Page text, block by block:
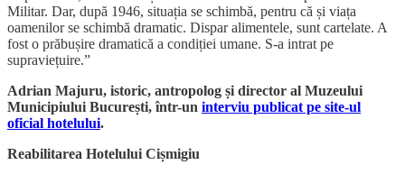
Militar. Dar, după 1946, situația se schimbă, pentru că și viața
oamenilor se schimbă dramatic. Dispar alimentele, sunt cartelate. A
fost o prăbușire dramatică a condiției umane. S-a intrat pe
supraviețuire.”
Adrian Majuru, istoric, antropolog și director al Muzeului
Municipiului București, într-un interviu publicat pe site-ul
oficial hotelului.
Reabilitarea Hotelului Cișmigiu